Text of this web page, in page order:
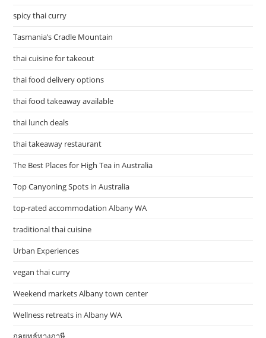
spicy thai curry
Tasmania’s Cradle Mountain
thai cuisine for takeout
thai food delivery options
thai food takeaway available
thai lunch deals
thai takeaway restaurant
The Best Places for High Tea in Australia
Top Canyoning Spots in Australia
top-rated accommodation Albany WA
traditional thai cuisine
Urban Experiences
vegan thai curry
Weekend markets Albany town center
Wellness retreats in Albany WA